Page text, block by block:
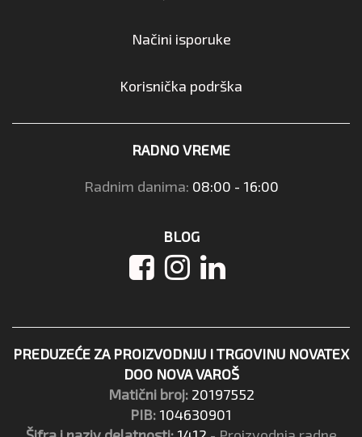
Načini isporuke
Korisnička podrška
RADNO VREME
Radnim danima: 08:00 - 16:00
BLOG
PREDUZEĆE ZA PROIZVODNJU I TRGOVINU NOVATEX
DOO NOVA VAROŠ
Matični broj: 20197552
PIB: 104630901